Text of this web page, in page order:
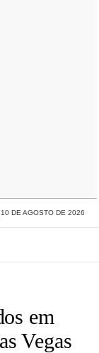
DE AGOSTO DE 2026
em
Vegas